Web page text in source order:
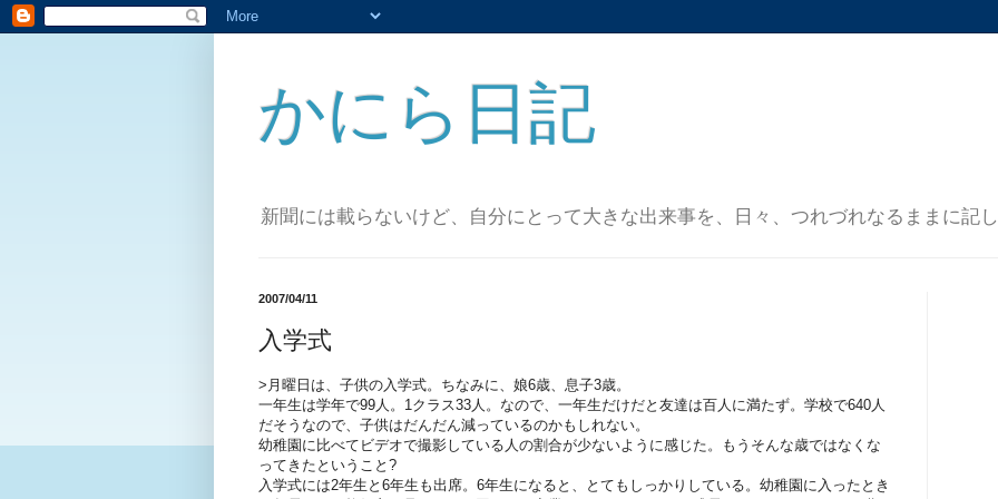
かにら日記
新聞には載らないけど、自分にとって大きな出来事を、日々、つれづれなるままに記
2007/04/11
入学式
>月曜日は、子供の入学式。ちなみに、娘6歳、息子3歳。
一年生は学年で99人。1クラス33人。なので、一年生だけだと友達は百人に満たず。学校で640人
だそうなので、子供はだんだん減っているのかもしれない。
幼稚園に比べてビデオで撮影している人の割合が少ないように感じた。もうそんな歳ではなくな
ってきたということ?
入学式には2年生と6年生も出席。6年生になると、とてもしっかりしている。幼稚園に入ったとき